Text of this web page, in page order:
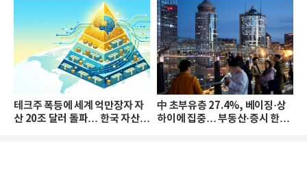
테크주 폭등에 세계 억만장자 자
산 20조 달러 돌파… 한국 자산
中 초부유층 27.4%, 베이징·상
하이에 집중… 부동산·증시 한파